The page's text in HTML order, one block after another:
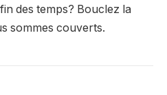
des temps? Bouclez la
sommes couverts.